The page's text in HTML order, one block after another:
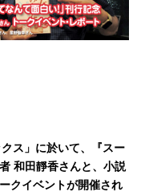
ス」に於いて、『スー
和田靜香さんと、小説
クイベントが開催され